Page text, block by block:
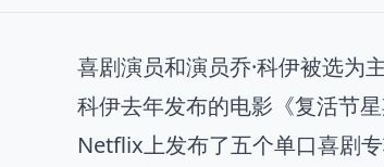
喜剧演员和演员乔·科伊被选为
科伊去年发布的电影《复活节
Netflix上发布了五个单口喜剧